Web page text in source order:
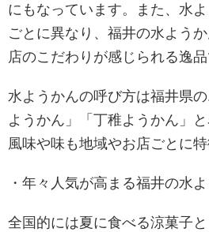
にもなっています。また、水
ごとに異なり、福井の水よう
店のこだわりが感じられる逸品
水ようかんの呼び方は福井県
ようかん」「丁稚ようかん」
風味や味も地域やお店ごとに特
・年々人気が高まる福井の水
全国的には夏に食べる涼菓子